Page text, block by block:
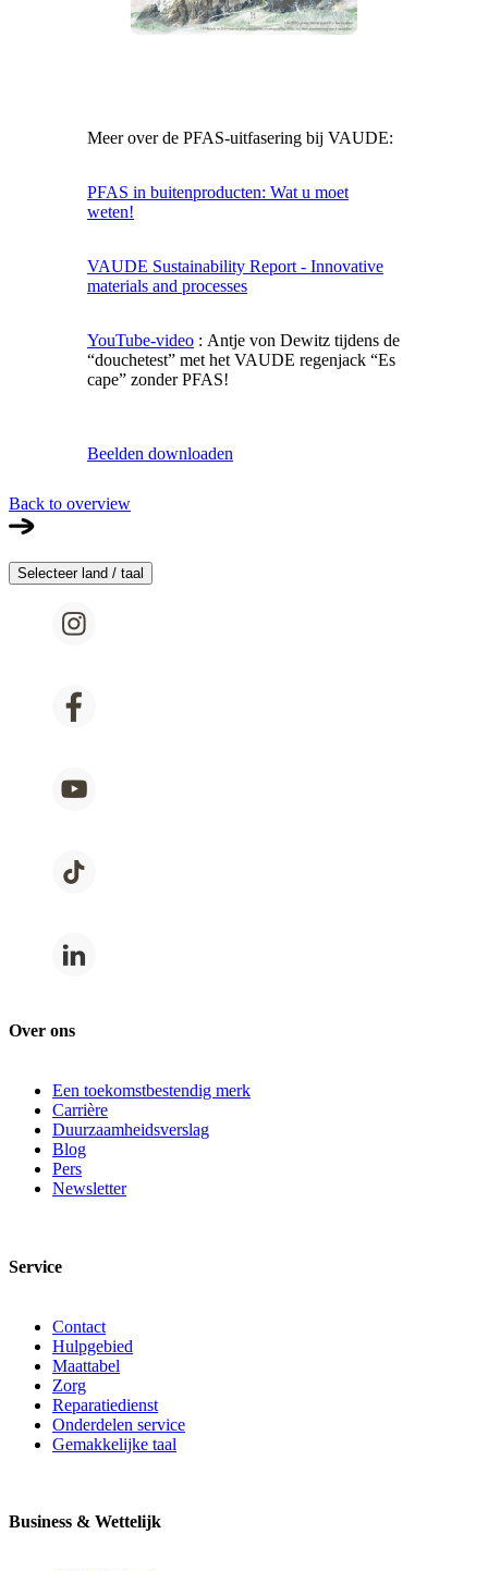
Meer over de PFAS-uitfasering bij VAUDE:
PFAS in buitenproducten: Wat u moet
weten!
VAUDE Sustainability Report - Innovative
materials and processes
YouTube-video : Antje von Dewitz tijdens de
“douchetest” met het VAUDE regenjack “Es
cape” zonderPFAS!
Beelden downloaden
Back to overview
Selecteer land / taal
Over ons
Een toekomstbestendig merk
Carrière
Duurzaamheidsverslag
Blog
Pers
Newsletter
Service
Contact
Hulpgebied
Maattabel
Zorg
Reparatiedienst
Onderdelen service
Gemakkelijke taal
Business & Wettelijk